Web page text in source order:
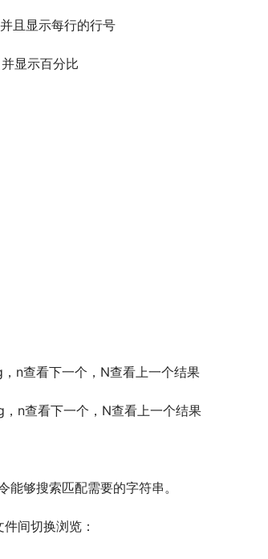
且显示每行的行号
显示百分比
n查看下一个，N查看上一个结果
n查看下一个，N查看上一个结果
够搜索匹配需要的字符串。
间切换浏览：